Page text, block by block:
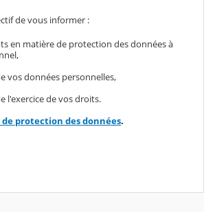
de vous informer :
en matière de protection des données à
vos données personnelles,
l'exercice de vos droits.
protection des données.